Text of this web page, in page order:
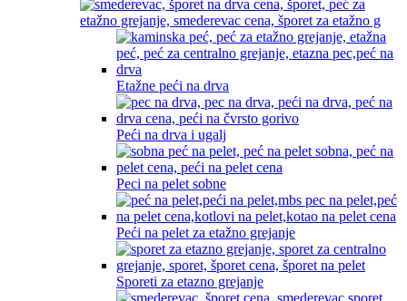
Etažne peći na drva
Peći na drva i ugalj
Peci na pelet sobne
Peći na pelet za etažno grejanje
Sporeti za etazno grejanje